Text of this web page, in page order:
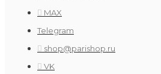
MAX
Telegram
shop@parishop.ru
VK